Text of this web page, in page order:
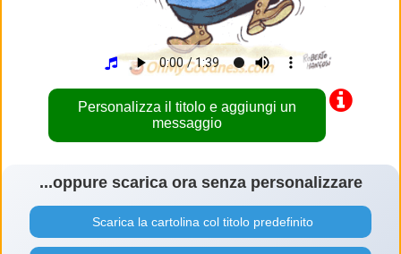
Personalizza il titolo e aggiungi un
messaggio
...oppure scarica ora senza personalizzare
Scarica la cartolina col titolo predefinito